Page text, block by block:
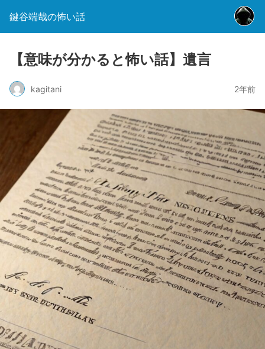
鍵谷端哉の怖い話
【意味が分かると怖い話】遺言
kagitani 2年前